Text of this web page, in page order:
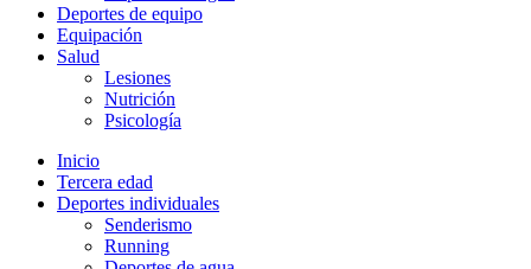
Deportes de equipo
Equipación
Salud
Lesiones
Nutrición
Psicología
Inicio
Tercera edad
Deportes individuales
Senderismo
Running